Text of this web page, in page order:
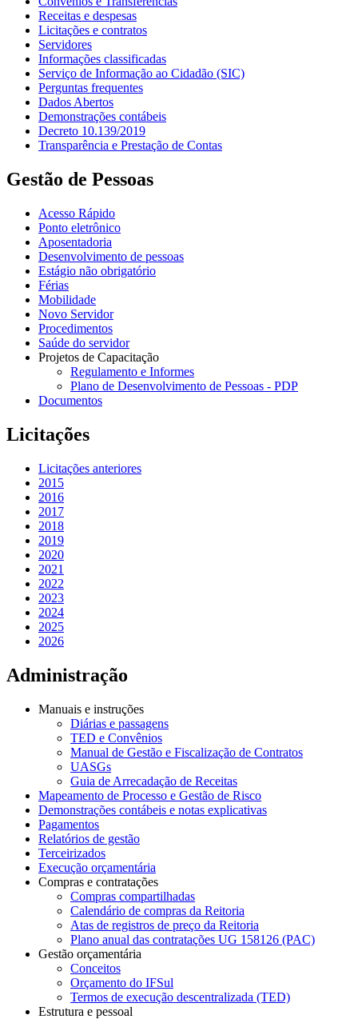
Receitas e despesas
Licitações e contratos
Servidores
Informações classificadas
Serviço de Informação ao Cidadão (SIC)
Perguntas frequentes
Dados Abertos
Demonstrações contábeis
Decreto 10.139/2019
Transparência e Prestação de Contas
Gestão de Pessoas
Acesso Rápido
Ponto eletrônico
Aposentadoria
Desenvolvimento de pessoas
Estágio não obrigatório
Férias
Mobilidade
Novo Servidor
Procedimentos
Saúde do servidor
Projetos de Capacitação
Regulamento e Informes
Plano de Desenvolvimento de Pessoas - PDP
Documentos
Licitações
Licitações anteriores
2015
2016
2017
2018
2019
2020
2021
2022
2023
2024
2025
2026
Administração
Manuais e instruções
Diárias e passagens
TED e Convênios
Manual de Gestão e Fiscalização de Contratos
UASGs
Guia de Arrecadação de Receitas
Mapeamento de Processo e Gestão de Risco
Demonstrações contábeis e notas explicativas
Pagamentos
Relatórios de gestão
Terceirizados
Execução orçamentária
Compras e contratações
Compras compartilhadas
Calendário de compras da Reitoria
Atas de registros de preço da Reitoria
Plano anual das contratações UG 158126 (PAC)
Gestão orçamentária
Conceitos
Orçamento do IFSul
Termos de execução descentralizada (TED)
Estrutura e pessoal